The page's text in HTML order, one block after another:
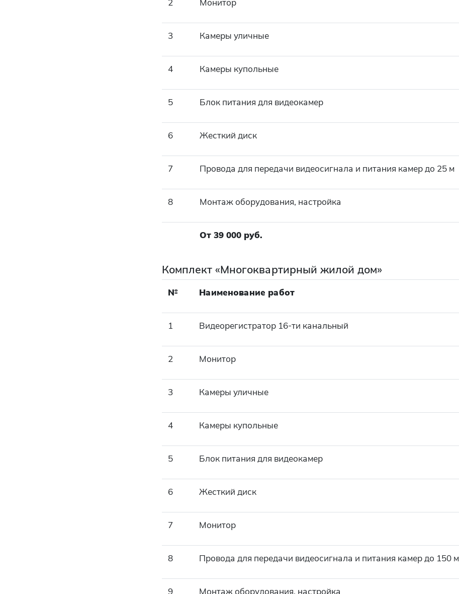
2 Монитор
3 Камеры уличные
4 Камеры купольные
5 Блок питания для видеокамер
6 Жесткий диск
7 Провода для передачи видеосигнала и питания камер до 25 м
8 Монтаж оборудования, настройка
От 39 000 руб.
Комплект «Многоквартирный жилой дом»
№ Наименование работ
1 Видеорегистратор 16-ти канальный
2 Монитор
3 Камеры уличные
4 Камеры купольные
5 Блок питания для видеокамер
6 Жесткий диск
7 Монитор
8 Провода для передачи видеосигнала и питания камер до 150 м
9 Монтаж оборудования, настройка